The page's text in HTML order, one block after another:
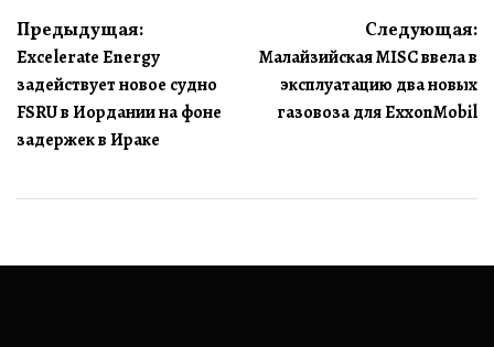
Навигация
по
записям
Предыдущая:
Excelerate Energy
задействует новое судно
FSRU в Иордании на фоне
задержек в Ираке
Следующая:
Малайзийская MISC ввела в
эксплуатацию два новых
газовоза для ExxonMobil